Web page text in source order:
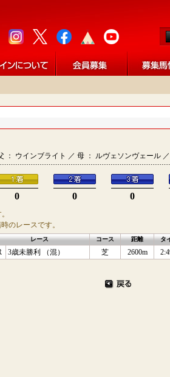
： ウインブライト ／ 母 ： ルヴェソンヴェール
0 0 0
のレースです。
レース コース 距離 タ
3歳未勝利 （混） 芝 2600m